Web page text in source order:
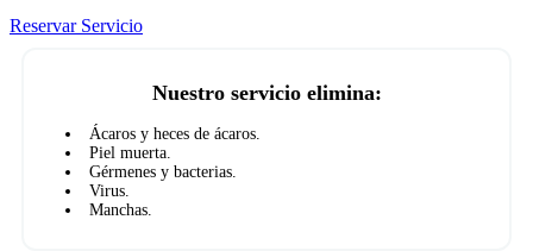
Reservar Servicio
Nuestro servicio elimina:
Ácaros y heces de ácaros.
Piel muerta.
Gérmenes y bacterias.
Virus.
Manchas.